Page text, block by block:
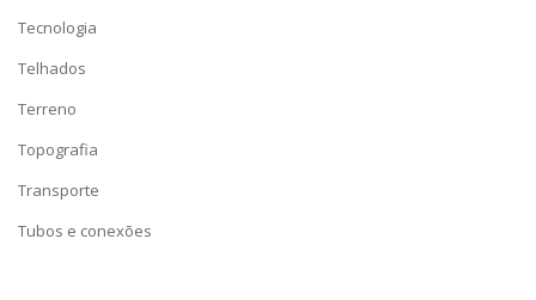
Tecnologia
Telhados
Terreno
Topografia
Transporte
Tubos e conexões